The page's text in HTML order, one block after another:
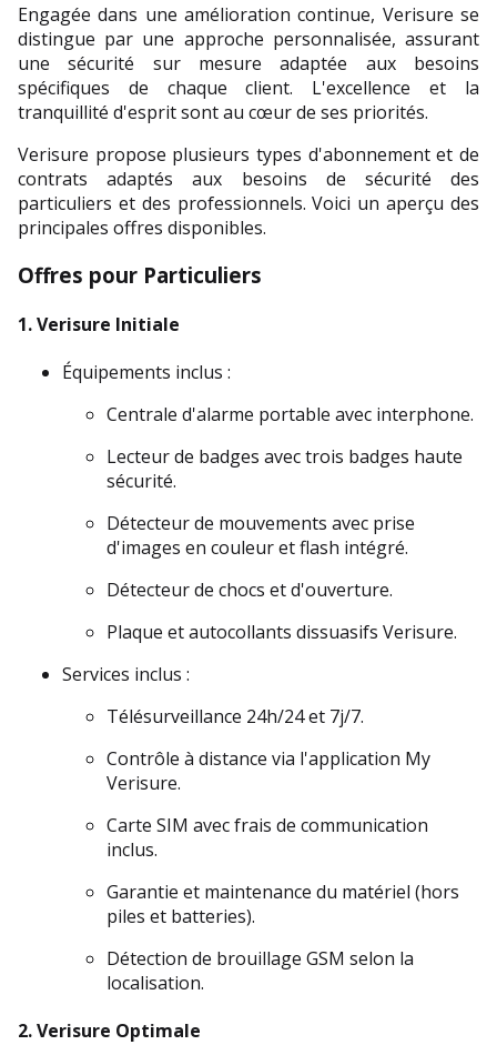
Engagée dans une amélioration continue, Verisure se
distingue par une approche personnalisée, assurant
une sécurité sur mesure adaptée aux besoins
spécifiques de chaque client. L'excellence et la
tranquillité d'esprit sont au cœur de ses priorités.
Verisure propose plusieurs types d'abonnement et de
contrats adaptés aux besoins de sécurité des
particuliers et des professionnels. Voici un aperçu des
principales offres disponibles.
Offres pour Particuliers
1. Verisure Initiale
Équipements inclus :
Centrale d'alarme portable avec interphone.
Lecteur de badges avec trois badges haute
sécurité.
Détecteur de mouvements avec prise
d'images en couleur et flash intégré.
Détecteur de chocs et d'ouverture.
Plaque et autocollants dissuasifs Verisure.
Services inclus :
Télésurveillance 24h/24 et 7j/7.
Contrôle à distance via l'application My
Verisure.
Carte SIM avec frais de communication
inclus.
Garantie et maintenance du matériel (hors
piles et batteries).
Détection de brouillage GSM selon la
localisation.
2. Verisure Optimale